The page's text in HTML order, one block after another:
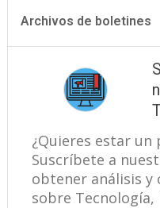
Archivos de boletines
¿Quieres estar un
Suscríbete a
obtener análisis y
sobre Tecnología,